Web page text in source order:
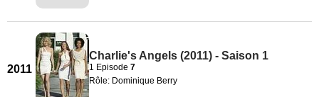
2011
Charlie's Angels (2011) - Saison 1
1 Episode 7
Rôle: Dominique Berry